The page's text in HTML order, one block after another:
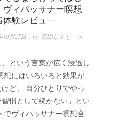
ヴィパッサナー瞑想
体験レビュー
10月25日· by 新田しんじ · in
という言葉が広く浸透し
想にはいろいろと効果が
ど、 自分ひとりでやっ
慣として続かない」とい
でヴィパッサナー瞑想合